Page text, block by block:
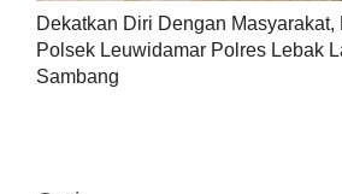
Dekatkan Diri Dengan
Polsek Leuwidamar Polres Lebak
Sambang